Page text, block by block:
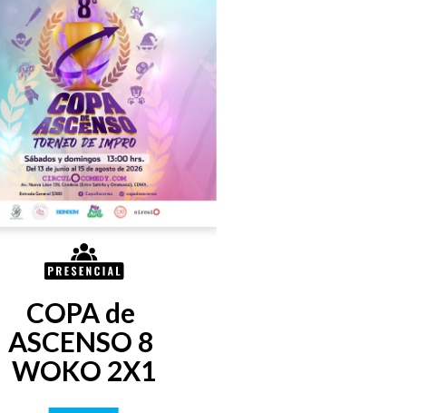
COPA de
ASCENSO 8
WOKO 2X1